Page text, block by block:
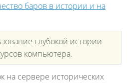
баров в истории и на
глубокой истории
компьютера.
на сервере исторических